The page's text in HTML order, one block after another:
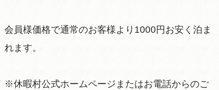
会員様価格で通常のお客様より1000円お安く泊ま
れます。
※休暇村公式ホームページまたはお電話からのご